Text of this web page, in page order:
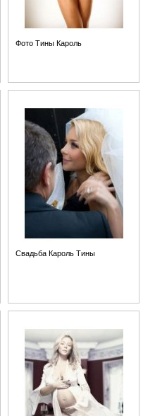
Фото Тины Кароль
Свадьба Кароль Тины